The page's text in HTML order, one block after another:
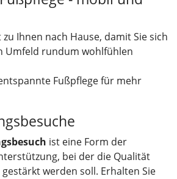
Ihnen nach Hause, damit Sie sich
Umfeld rundum wohlfühlen
Fußpflege für mehr
ist eine Form der
bei der die Qualität
werden soll. Erhalten Sie